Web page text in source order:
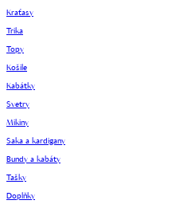
Kraťasy
Trika
Topy
Košile
Kabátky
Svetry
Mikiny
Saka a kardigany
Bundy a kabáty
Tašky
Doplňky